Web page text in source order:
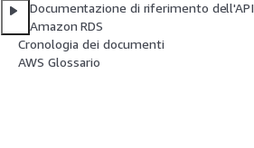
Documentazione di riferimento dell'API
Amazon RDS
Cronologia dei documenti
AWS Glossario